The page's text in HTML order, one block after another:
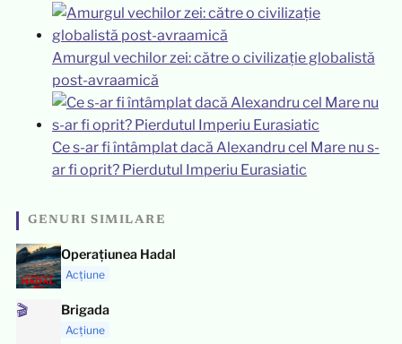
Amurgul vechilor zei: către o civilizație globalistă
post-avraamică
Ce s-ar fi întâmplat dacă Alexandru cel Mare nu s-
ar fi oprit? Pierdutul Imperiu Eurasiatic
GENURI SIMILARE
Operațiunea Hadal
Acțiune
🎬 Brigada
Acțiune